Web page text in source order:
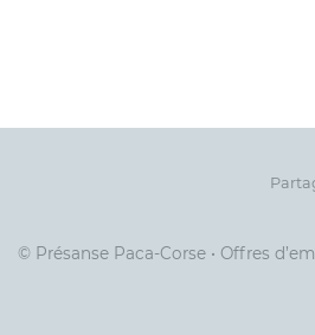
© Présanse Paca-Corse • Offres